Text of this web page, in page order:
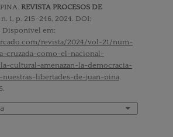
REVISTA PROCESOS DE
n. 1, p. 215–246, 2024. DOI:
Disponível em:
revista/2024/vol-21/num-
cruzada-como-el-nacional-
cultural-amenazan-la-democracia-
libertades-de-juan-pina.